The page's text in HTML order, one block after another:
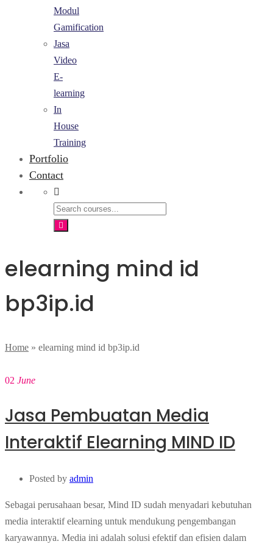
Modul
Gamification
Jasa
Video
E-
learning
In
House
Training
Portfolio
Contact
elearning mind id
bp3ip.id
Home » elearning mind id bp3ip.id
02 June
Jasa Pembuatan Media
Interaktif Elearning MIND ID
Posted by admin
Sebagai perusahaan besar, Mind ID sudah menyadari kebutuhan
media interaktif elearning untuk mendukung pengembangan
karyawannya. Media ini adalah solusi efektif dan efisien dalam